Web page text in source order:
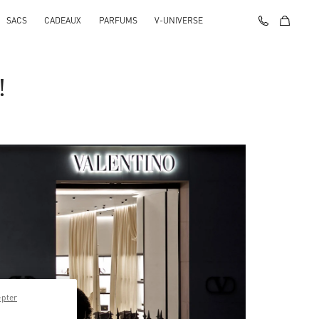
SACS CADEAUX PARFUMS V-UNIVERSE